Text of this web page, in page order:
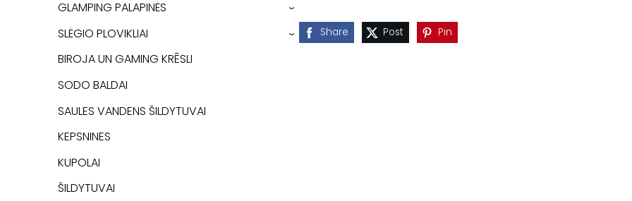
GLAMPING PALAPINĖS ›
SLĖGIO PLOVIKLIAI ›
BIROJA UN GAMING KRĒSLI
SODO BALDAI
SAULES VANDENS ŠILDYTUVAI
KEPSNINES
KUPOLAI
ŠILDYTUVAI
Share Post Pin